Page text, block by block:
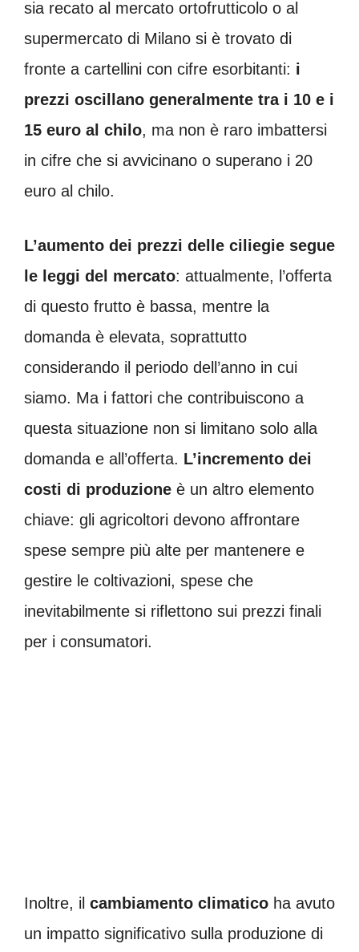
sia recato al mercato ortofrutticolo o al
supermercato di Milano si è trovato di
fronte a cartellini con cifre esorbitanti: i
prezzi oscillano generalmente tra i 10 e i
15 euro al chilo, ma non è raro imbattersi
in cifre che si avvicinano o superano i 20
euro al chilo.
L’aumento dei prezzi delle ciliegie segue
le leggi del mercato: attualmente, l’offerta
di questo frutto è bassa, mentre la
domanda è elevata, soprattutto
considerando il periodo dell’anno in cui
siamo. Ma i fattori che contribuiscono a
questa situazione non si limitano solo alla
domanda e all’offerta. L’incremento dei
costi di produzione è un altro elemento
chiave: gli agricoltori devono affrontare
spese sempre più alte per mantenere e
gestire le coltivazioni, spese che
inevitabilmente si riflettono sui prezzi finali
per i consumatori.
Inoltre, il cambiamento climatico ha avuto
un impatto significativo sulla produzione di